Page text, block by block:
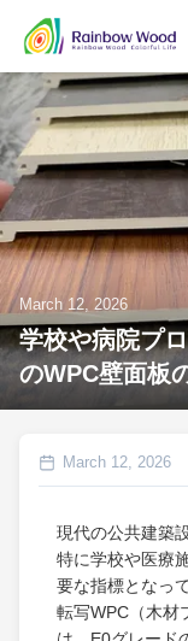
March 12, 2026
学校や病院プ
のWPC壁面板
March 12, 2026
現代の公共建築
特に学校や医療
要な指標となっ
転写WPC（木材